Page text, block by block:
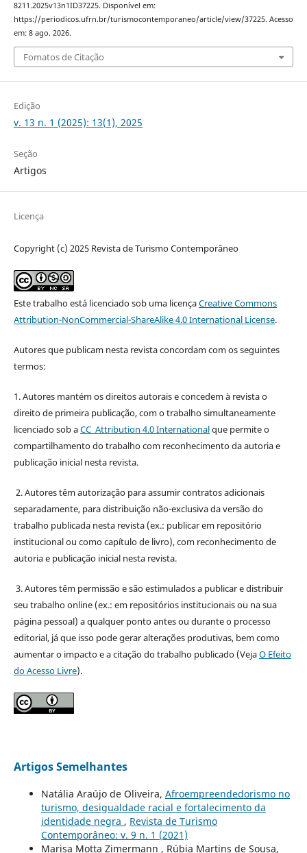
8211.2025v13n1ID37225. Disponível em:
https://periodicos.ufrn.br/turismocontemporaneo/article/view/37225. Acesso
em: 8 ago. 2026.
Fomatos de Citação
Edição
v. 13 n. 1 (2025): 13(1), 2025
Seção
Artigos
Licença
Copyright (c) 2025 Revista de Turismo Contemporâneo
Este trabalho está licenciado sob uma licençaCreative Commons
Attribution-NonCommercial-ShareAlike 4.0 International License.
Autores que publicam nesta revista concordam com os seguintes
termos:
1. Autores mantém os direitos autorais e concedem à revista o
direito de primeira publicação, com o trabalho simultaneamente
licenciado sob aCC Attribution 4.0 Internationalque permite o
compartilhamento do trabalho com reconhecimento da autoria e
publicação inicial nesta revista.
2. Autores têm autorização para assumir contratos adicionais
separadamente, para distribuição não-exclusiva da versão do
trabalho publicada nesta revista (ex.: publicar em repositório
institucional ou como capítulo de livro), com reconhecimento de
autoria e publicação inicial nesta revista.
3. Autores têm permissão e são estimulados a publicar e distribuir
seu trabalho online (ex.: em repositórios institucionais ou na sua
página pessoal) a qualquer ponto antes ou durante o processo
editorial, já que isso pode gerar alterações produtivas, bem como
aumentar o impacto e a citação do trabalho publicado (VejaO Efeito
do Acesso Livre).
Artigos Semelhantes
Natália Araújo de Oliveira, Afroempreendedorismo no
turismo, desigualdade racial e fortalecimento da
identidade negra , Revista de Turismo
Contemporâneo: v. 9 n. 1 (2021)
Marisa Motta Zimermann , Rúbia Martins de Sousa,